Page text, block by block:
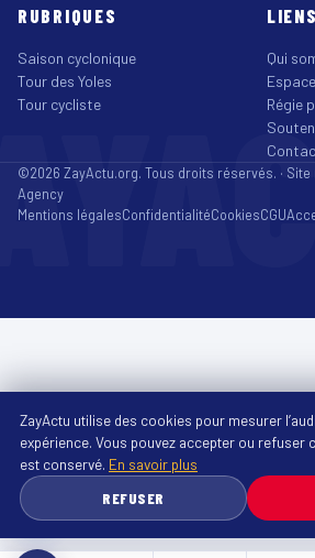
RUBRIQUES
Saison cyclonique
Tour des Yoles
Tour cycliste
Qui
Régie
©2026 ZayActu.org. Tous droits réservés. ·
Agency
Mentions légalesConfidentialitéCookiesCGU
ZayActu utilise des cookies pour mesurer
expérience. Vous pouvez accepter ou refuser
est conservé. En savoir plus
REFUSER